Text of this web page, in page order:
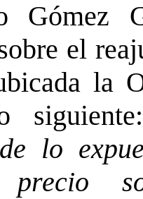
Gómez
el
la
lo
precio